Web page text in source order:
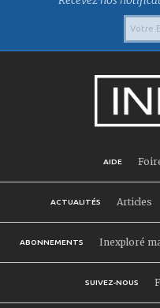
AIDE
ACTUALITÉS Articles
ABONNEMENTS Inexploré
SUIVEZ-NOUS